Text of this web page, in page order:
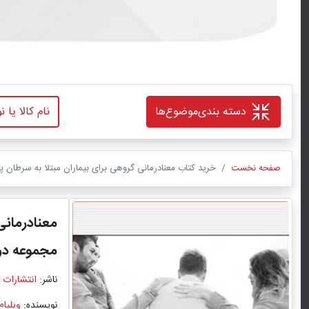
دسته بندیموضوع‌ها
صفحه نخست خرید کتاب معنادرمانی گروهی برای بیماران مبتلا به سرطان
مجموعه
ناشر:
نویسنده: